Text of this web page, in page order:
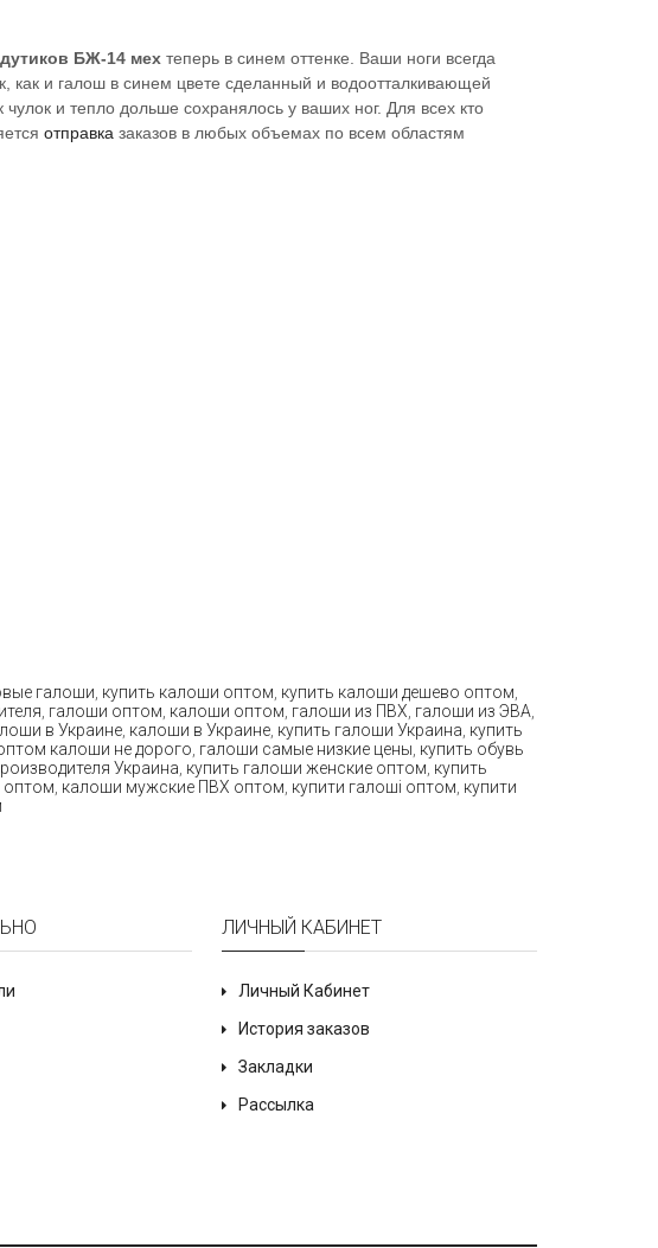
БЖ-14 мех теперь в синем оттенке. Ваши ноги всегда
как и галош в синем цвете сделанный и водоотталкивающей
и тепло дольше сохранялось у ваших ног. Для всех кто
отправка заказов в любых объемах по всем областям
галоши, купить калоши оптом, купить калоши дешево оптом,
, галоши оптом, калоши оптом, галоши из ПВХ, галоши из ЭВА,
в Украине, калоши в Украине, купить галоши Украина, купить
калоши не дорого, галоши самые низкие цены, купить обувь
Украина, купить галоши женские оптом, купить
оптом, калоши мужские ПВХ оптом, купити галоші оптом, купити
ЛИЧНЫЙ КАБИНЕТ
Личный Кабинет
История заказов
Закладки
Рассылка